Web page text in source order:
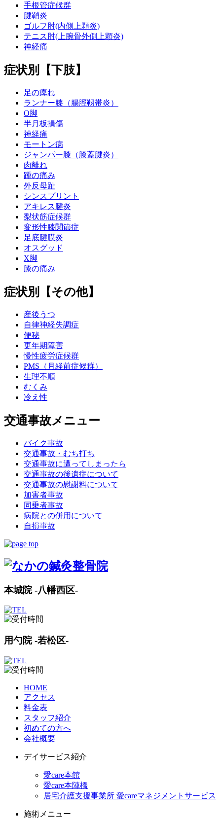
手根管症候群
腱鞘炎
ゴルフ肘(内側上顆炎)
テニス肘(上腕骨外側上顆炎)
神経痛
症状別【下肢】
足の痺れ
ランナー膝（腸脛靱帯炎）
O脚
半月板損傷
神経痛
モートン病
ジャンパー膝（膝蓋腱炎）
肉離れ
踵の痛み
外反母趾
シンスプリント
アキレス腱炎
梨状筋症候群
変形性膝関節症
足底腱膜炎
オスグッド
X脚
膝の痛み
症状別【その他】
産後うつ
自律神経失調症
便秘
更年期障害
慢性疲労症候群
PMS（月経前症候群）
生理不順
むくみ
冷え性
交通事故メニュー
バイク事故
交通事故・むち打ち
交通事故に遭ってしまったら
交通事故の後遺症について
交通事故の慰謝料について
加害者事故
同乗者事故
病院との併用について
自損事故
本城院 -八幡西区-
用勺院 -若松区-
HOME
アクセス
料金表
スタッフ紹介
初めての方へ
会社概要
デイサービス紹介
愛care本館
愛care本陣橋
居宅介護支援事業所 愛careマネジメントサービス
施術メニュー